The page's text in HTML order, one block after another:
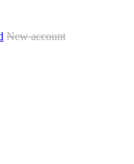
New account